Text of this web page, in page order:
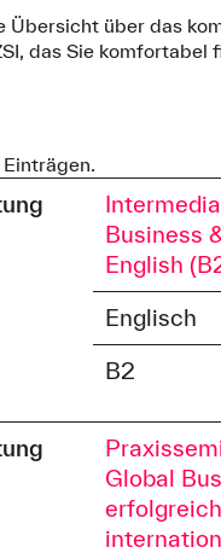
Übersicht über das
das Sie komfortabel
Business
English
Englisch
B2
Global
erfolgreich